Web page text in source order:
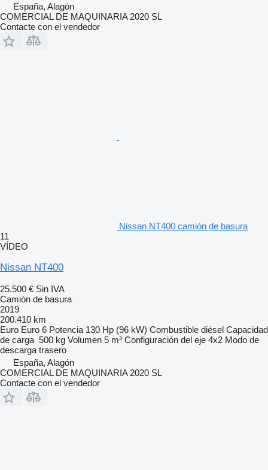
España, Alagón
COMERCIAL DE MAQUINARIA 2020 SL
Contacte con el vendedor
Nissan NT400 camión de basura
11
VÍDEO
Nissan NT400
25.500 € Sin IVA
Camión de basura
2019
200.410 km
Euro Euro 6 Potencia 130 Hp (96 kW) Combustible diésel Capacidad
de carga 500 kg Volumen 5 m³ Configuración del eje 4x2 Modo de
descarga trasero
España, Alagón
COMERCIAL DE MAQUINARIA 2020 SL
Contacte con el vendedor